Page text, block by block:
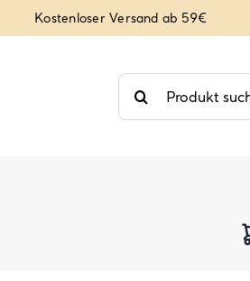
Inhalt
Kostenloser Versand ab 59€
Suche
nach: